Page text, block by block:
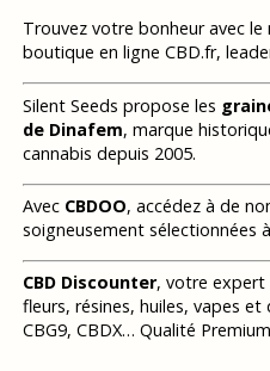
Trouvez votre bonheur avec le
boutique en ligne CBD.fr,
Silent Seeds propose les
de Dinafem, marque
cannabis depuis 2005.
Avec CBDOO, accédez à de
soigneusement sélectionnées
CBD Discounter, votre expert
fleurs, résines, huiles, vapes et
CBG9, CBDX… Qualité